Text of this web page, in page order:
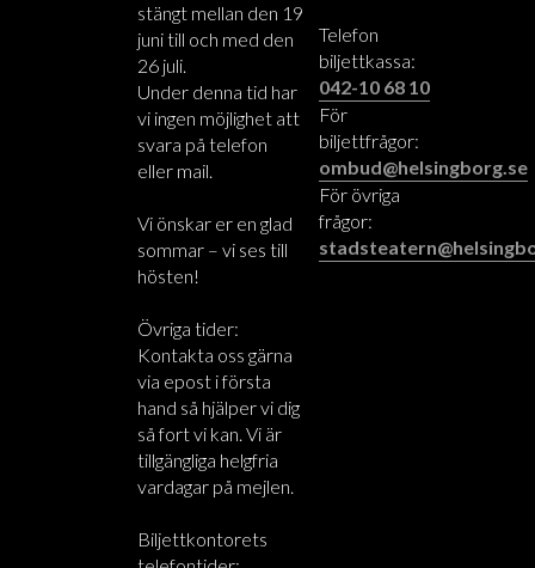
stängt mellan den 19
juni till och med den
26 juli.
Under denna tid har
vi ingen möjlighet att
svara på telefon
eller mail.
Vi önskar er en glad
sommar – vi ses till
hösten!
Övriga tider:
Kontakta oss gärna
via epost i första
hand så hjälper vi dig
så fort vi kan. Vi är
tillgängliga helgfria
vardagar på mejlen.
Biljettkontorets
Telefon
biljettkassa:
042-10 68 10
För
biljettfrågor:
ombud@helsingborg.se
För övriga
frågor: